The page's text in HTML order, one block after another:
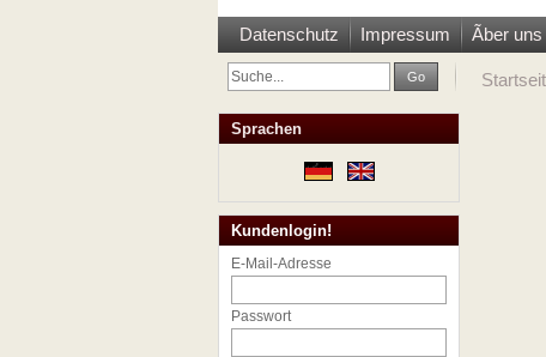
Datenschutz Impressum Ãber uns
Go
Sprachen
Kundenlogin!
E-Mail-Adresse
Passwort